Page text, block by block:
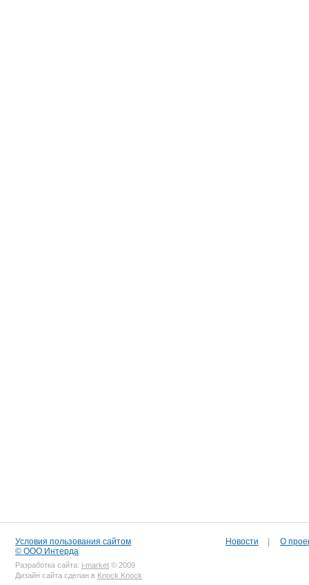
Условия пользования сайтом
© ООО Интерда
Разработка сайта: i-market © 2009
Дизайн сайта сделан в Knock Knock
Новости О